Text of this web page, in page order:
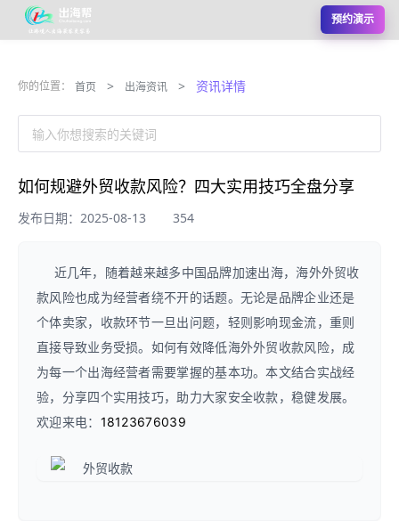
预约演示
你的位置： 首页 > 出海资讯 > 资讯详情
输入你想搜索的关键词
如何规避外贸收款风险？四大实用技巧全盘分享
发布日期：2025-08-13 354
近几年，随着越来越多中国品牌加速出海，海外外贸收
款风险也成为经营者绕不开的话题。无论是品牌企业还是
个体卖家，收款环节一旦出问题，轻则影响现金流，重则
直接导致业务受损。如何有效降低海外外贸收款风险，成
为每一个出海经营者需要掌握的基本功。本文结合实战经
验，分享四个实用技巧，助力大家安全收款，稳健发展。
欢迎来电： 18123676039